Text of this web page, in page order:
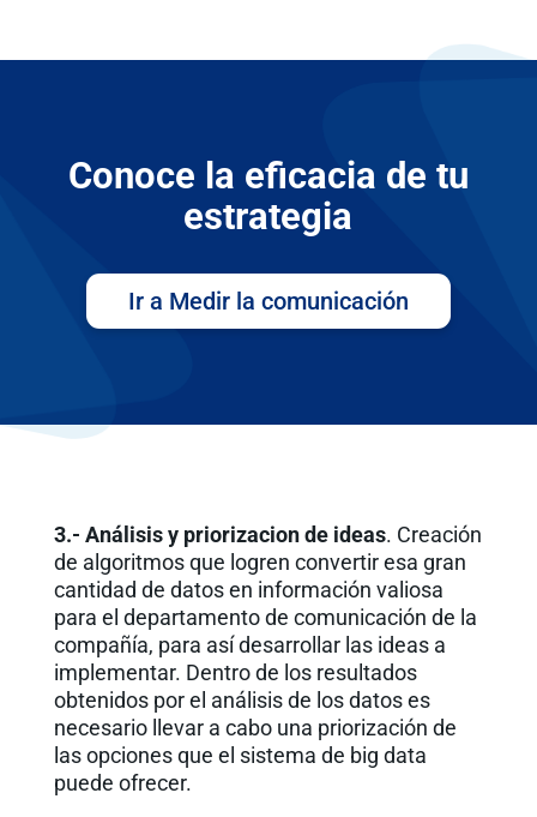
Conoce la eficacia de tu
estrategia
Ir a Medir la comunicación
3.- Análisis y priorizacion de ideas. Creación
de algoritmos que logren convertir esa gran
cantidad de datos en información valiosa
para el departamento de comunicación de la
compañía, para así desarrollar las ideas a
implementar. Dentro de los resultados
obtenidos por el análisis de los datos es
necesario llevar a cabo una priorización de
las opciones que el sistema de big data
puede ofrecer.